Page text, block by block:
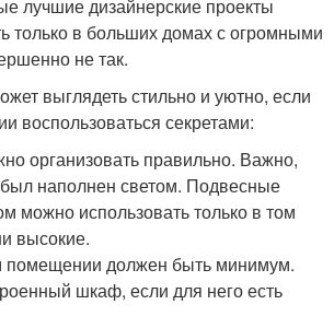
лучшие дизайнерские проекты
только в больших домах с огромными
не так.
выглядеть стильно и уютно, если
воспользоваться секретами:
организовать правильно. Важно,
наполнен светом. Подвесные
можно использовать только в том
высокие.
помещении должен быть минимум.
шкаф, если для него есть